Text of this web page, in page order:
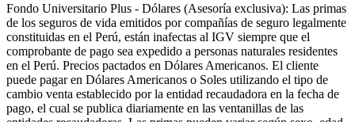
Fondo Universitario Plus - Dólares (Asesoría exclusiva): Las primas
de los seguros de vida emitidos por compañías de seguro legalmente
constituidas en el Perú, están inafectas al IGV siempre que el
comprobante de pago sea expedido a personas naturales residentes
en el Perú. Precios pactados en Dólares Americanos. El cliente
puede pagar en Dólares Americanos o Soles utilizando el tipo de
cambio venta establecido por la entidad recaudadora en la fecha de
pago, el cual se publica diariamente en las ventanillas de las